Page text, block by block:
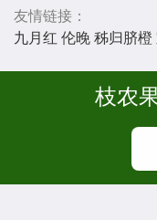
友情链接：
九月红 伦晚 秭归脐橙
枝农